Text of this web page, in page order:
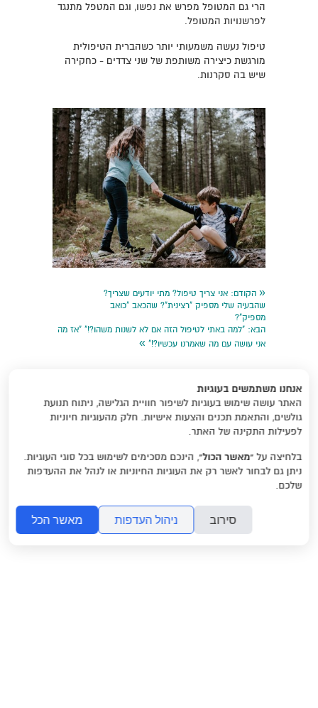
הרי גם המטופל מפרש את נפשו, וגם המטפל מתנגד
לפרשנויות המטופל.
טיפול נעשה משמעותי יותר כשהברית הטיפולית
מורגשת כיצירה משותפת של שני צדדים - כחקירה
שיש בה סקרנות.
« הקודם: אני צריך טיפול? מתי יודעים שצריך?
שהבעיה שלי מספיק "רצינית"? שהכאב "כואב
מספיק"?
הבא: "למה באתי לטיפול הזה אם לא לשנות משהו?!" "אז מה
אני עושה עם מה שאמרנו עכשיו?!" »
אנחנו משתמשים בעוגיות
האתר עושה שימוש בעוגיות לשיפור חוויית הגלישה, ניתוח תנועת
גולשים, והתאמת תכנים והצעות אישיות. חלק מהעוגיות חיוניות
לפעילות התקינה של האתר.
בלחיצה על “מאשר הכול”, הינכם מסכימים לשימוש בכל סוגי העוגיות.
ניתן גם לבחור לאשר רק את העוגיות החיוניות או לנהל את ההעדפות
שלכם.
סירוב ניהול העדפות מאשר הכל